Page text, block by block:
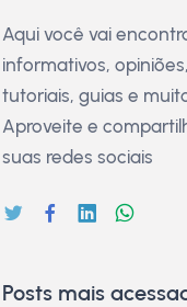
Aqui você vai
informativos,
tutoriais, guias e
Aproveite e
suas redes sociais
Posts mais